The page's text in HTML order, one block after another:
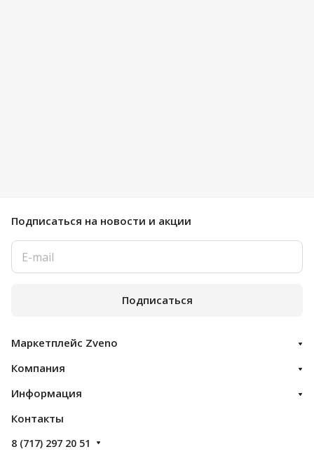
Подписаться на новости и акции
Подписаться
Маркетплейс Zveno
Компания
Информация
Контакты
8 (717) 297 20 51